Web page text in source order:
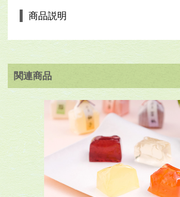
商品説明
関連商品